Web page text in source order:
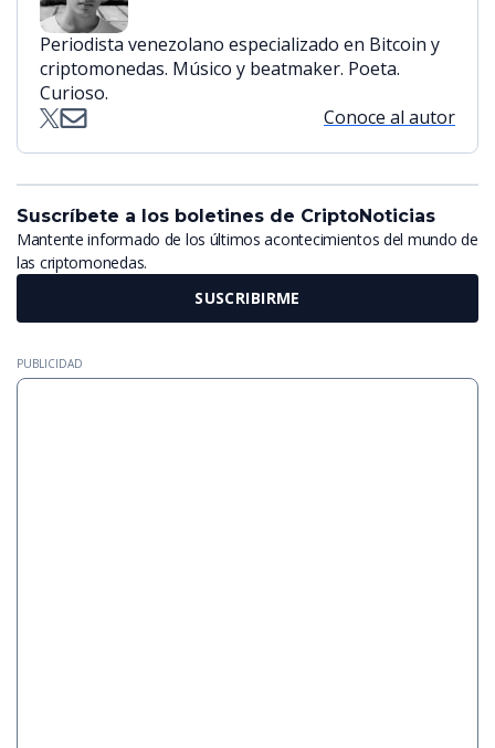
Periodista venezolano especializado en Bitcoin y
criptomonedas. Músico y beatmaker. Poeta.
Curioso.
Conoce al autor
Suscríbete a los boletines de CriptoNoticias
Mantente informado de los últimos acontecimientos del mundo de
las criptomonedas.
SUSCRIBIRME
PUBLICIDAD